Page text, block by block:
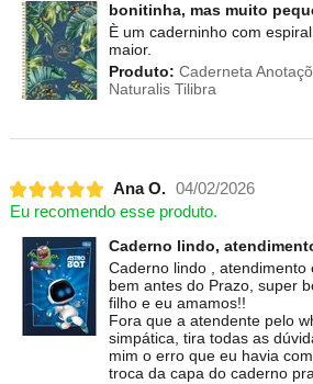
bonitinha, mas muito
È um caderninho com
maior.
Produto: Caderneta
Naturalis Tilibra
Ana O. 04/02/2026
Eu recomendo esse produto.
Caderno lindo,
Caderno lindo , atendimento
bem antes do Prazo, super
filho e eu amamos!!
Fora que a atendente pelo
simpática, tira todas as
mim o erro que eu havia
troca da capa do caderno